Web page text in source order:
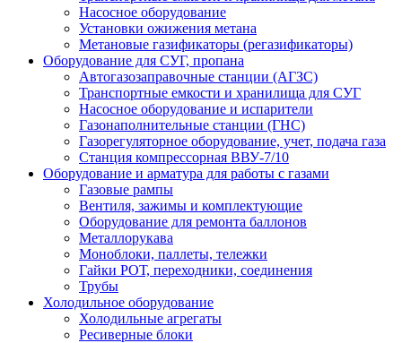
Насосное оборудование
Установки ожижения метана
Метановые газификаторы (регазификаторы)
Оборудование для СУГ, пропана
Автогазозаправочные станции (АГЗС)
Транспортные емкости и хранилища для СУГ
Насосное оборудование и испарители
Газонаполнительные станции (ГНС)
Газорегуляторное оборудование, учет, подача газа
Станция компрессорная ВВУ-7/10
Оборудование и арматура для работы с газами
Газовые рампы
Вентиля, зажимы и комплектующие
Оборудование для ремонта баллонов
Металлорукава
Моноблоки, паллеты, тележки
Гайки РОТ, переходники, соединения
Трубы
Холодильное оборудование
Холодильные агрегаты
Ресиверные блоки